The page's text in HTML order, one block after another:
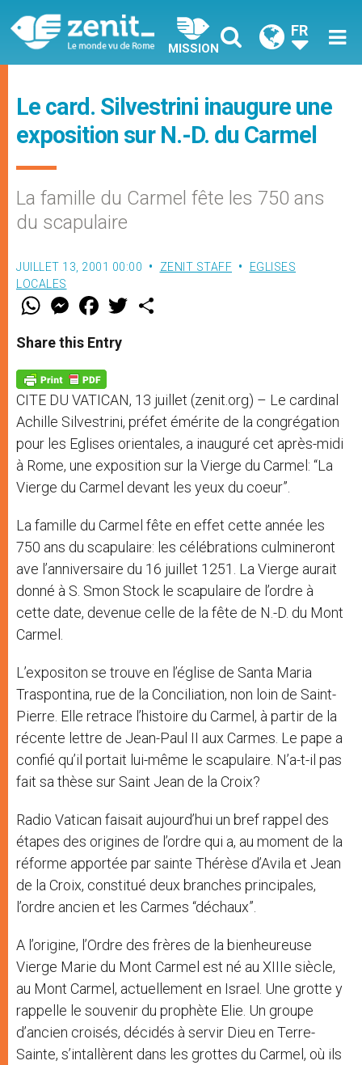
MISSION
FR
Le card. Silvestrini inaugure une
exposition sur N.-D. du Carmel
La famille du Carmel fête les 750 ans
du scapulaire
JUILLET 13, 2001 00:00 ZENIT STAFF
EGLISES
LOCALES
W
t
s
p
p
M
e
s
e
g
e
r
F
a
e
b
o
k
w
Share this Entry
CITE DU VATICAN, 13 juillet (zenit.org) – Le cardinal
Achille Silvestrini, préfet émérite de la congrégation
pour les Eglises orientales, a inauguré cet après-midi
à Rome, une exposition sur la Vierge du Carmel: “La
Vierge du Carmel devant les yeux du coeur”.
La famille du Carmel fête en effet cette année les
750 ans du scapulaire: les célébrations culmineront
ave l’anniversaire du 16 juillet 1251. La Vierge aurait
donné à S. Smon Stock le scapulaire de l’ordre à
cette date, devenue celle de la fête de N.-D. du Mont
Carmel.
L’expositon se trouve en l’église de Santa Maria
Traspontina, rue de la Conciliation, non loin de Saint-
Pierre. Elle retrace l’histoire du Carmel, à partir de la
récente lettre de Jean-Paul II aux Carmes. Le pape a
confié qu’il portait lui-même le scapulaire. N’a-t-il pas
fait sa thèse sur Saint Jean de la Croix?
Radio Vatican faisait aujourd’hui un bref rappel des
étapes des origines de l’ordre qui a, au moment de la
réforme apportée par sainte Thérèse d’Avila et Jean
de la Croix, constitué deux branches principales,
l’ordre ancien et les Carmes “déchaux”.
A l’origine, l’Ordre des frères de la bienheureuse
Vierge Marie du Mont Carmel est né au XIIIe siècle,
au Mont Carmel, actuellement en Israel. Une grotte y
rappelle le souvenir du prophète Elie. Un groupe
d’ancien croisés, décidés à servir Dieu en Terre-
Sainte, s’intallèrent dans les grottes du Carmel, où ils